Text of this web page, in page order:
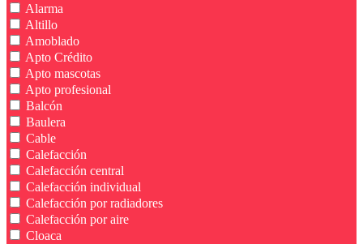
Alarma
Altillo
Amoblado
Apto Crédito
Apto mascotas
Apto profesional
Balcón
Baulera
Cable
Calefacción
Calefacción central
Calefacción individual
Calefacción por radiadores
Calefacción por aire
Cloaca